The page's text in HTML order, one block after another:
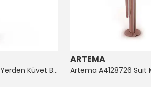
Artema A4128723 Suıt L Yerden Küvet Bataryası Altın
ARTEMA